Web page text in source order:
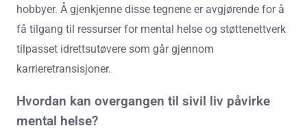
hobbyer. Å gjenkjenne disse tegnene er avgjørende for å
få tilgang til ressurser for mental helse og støttenettverk
tilpasset idrettsutøvere som går gjennom
karrieretransisjoner.
Hvordan kan overgangen til sivil liv påvirke
mental helse?